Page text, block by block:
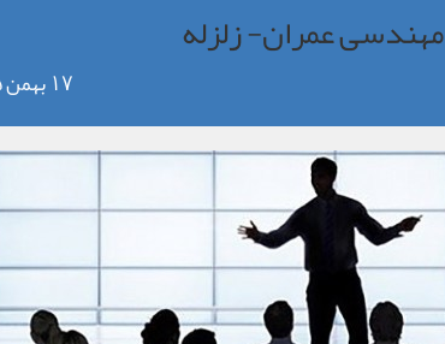
عمران- زلزله
17 بهمن 1395 - 16:09